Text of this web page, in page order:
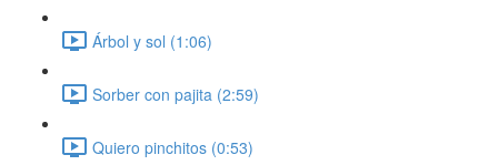
Árbol y sol (1:06)
Sorber con pajita (2:59)
Quiero pinchitos (0:53)